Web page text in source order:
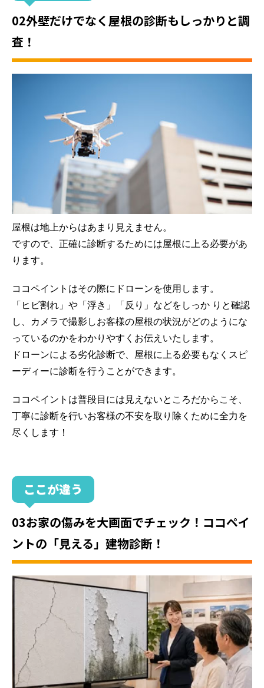
02外壁だけでなく屋根の診断もしっかりと調
査！
屋根は地上からはあまり見えません。
ですので、正確に診断するためには屋根に上る必要があ
ります。
ココペイントはその際にドローンを使用します。
「ヒビ割れ」や「浮き」「反り」などをしっか りと確認
し、カメラで撮影しお客様の屋根の状況がどのようにな
っているのかをわかりやすくお伝えいたします。
ドローンによる劣化診断で、屋根に上る必要もなくスピ
ーディーに診断を行うことができます。
ココペイントは普段目には見えないところだからこそ、
丁寧に診断を行いお客様の不安を取り除くために全力を
尽くします！
ここが違う
03お家の傷みを大画面でチェック！ココペイ
ントの「見える」建物診断 ！